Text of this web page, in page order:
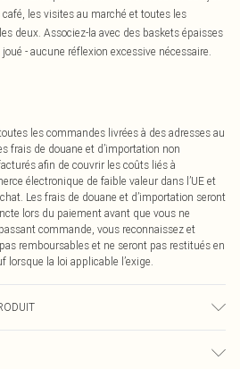
les visites au marché et toutes les
deux. Associez-la avec des baskets épaisses
- aucune réflexion excessive nécessaire.
les commandes livrées à des adresses au
frais de douane et d’importation non
afin de couvrir les coûts liés à
électronique de faible valeur dans l’UE et
Les frais de douane et d’importation seront
lors du paiement avant que vous ne
commande, vous reconnaissez et
remboursables et ne seront pas restitués en
lorsque la loi applicable l’exige.